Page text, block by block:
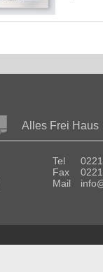
Alles Frei Haus
Tel
Fax
Mail